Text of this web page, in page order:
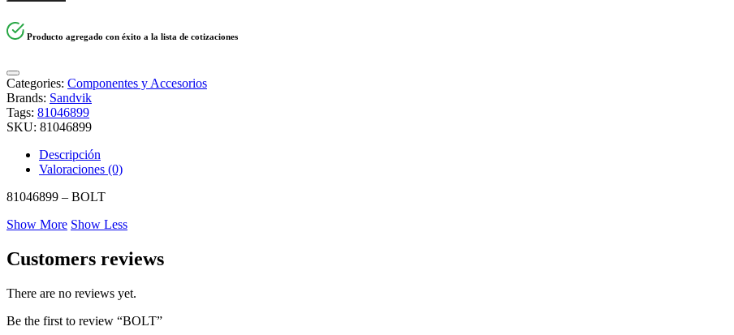
Producto agregado con éxito a la lista de cotizaciones
Categories: Componentes y Accesorios
Brands: Sandvik
Tags: 81046899
SKU: 81046899
Descripción
Valoraciones (0)
81046899 – BOLT
Show More Show Less
Customers reviews
There are no reviews yet.
Be the first to review “BOLT”